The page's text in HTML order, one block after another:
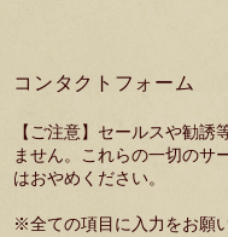
コンタクトフォーム
【ご注意】セールスや勧
ません。これらの一切のサ
はおやめください。
※全ての項目に入力をお願